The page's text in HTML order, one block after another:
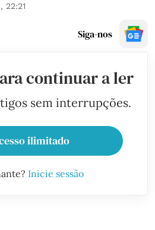
22:21
Siga-nos
continuar a ler
sem interrupções.
ilimitado
Inicie sessão